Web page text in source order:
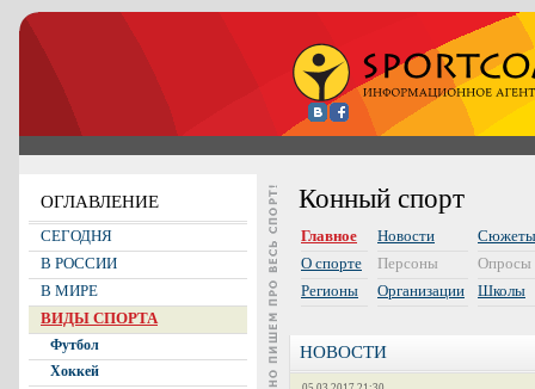
ОГЛАВЛЕНИЕ
СЕГОДНЯ
В РОССИИ
В МИРЕ
ВИДЫ СПОРТА
Футбол
Хоккей
Конный спорт
Главное
О спорте
Регионы
Новости
Персоны
Организации
Сюжеты
Опросы
Школы
НОВОСТИ